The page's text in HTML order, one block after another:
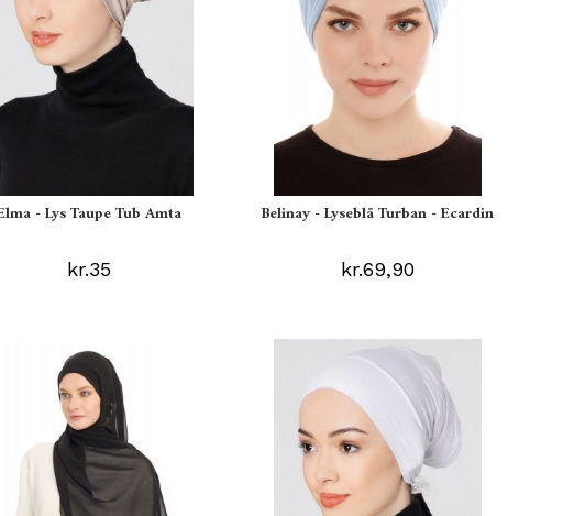
- Lys Taupe Tub Amta
kr.35
Belinay - Lyseblå Turban - Ecardin
kr.69,90